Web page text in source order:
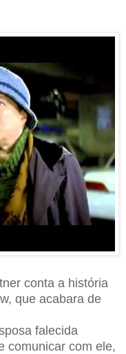
conta a história
que acabara de
falecida
comunicar com ele,